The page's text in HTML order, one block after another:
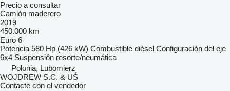
Precio a consultar
Camión maderero
2019
450.000 km
Euro 6
Potencia 580 Hp (426 kW) Combustible diésel Configuración del eje
6x4 Suspensión resorte/neumática
Polonia, Lubomierz
WOJDREW S.C. & UŚ
Contacte con el vendedor